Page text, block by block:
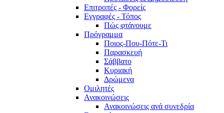
Επιτροπές - Φορείς
Εγγραφές - Τόπος
Πώς φτάνουμε
Πρόγραμμα
Ποιος-Που-Πότε-Τι
Παρασκευή
Σάββατο
Κυριακή
Δρώμενα
Ομιλητές
Ανακοινώσεις
Ανακοινώσεις ανά συνεδρία